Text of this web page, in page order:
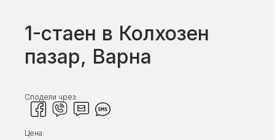
1-стаен в Колхозен
пазар, Варна
Сподели чрез:
Цена: